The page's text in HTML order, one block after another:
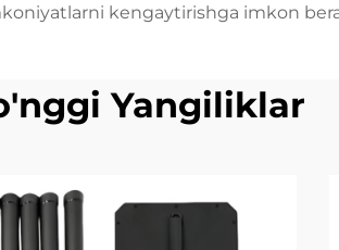
kengaytirishga imkon
Yangiliklar